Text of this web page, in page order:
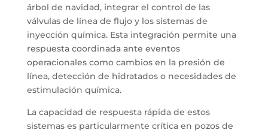
árbol de navidad, integrar el control de las
válvulas de línea de flujo y los sistemas de
inyección química. Esta integración permite una
respuesta coordinada ante eventos
operacionales como cambios en la presión de
línea, detección de hidratados o necesidades de
estimulación química.
La capacidad de respuesta rápida de estos
sistemas es particularmente crítica en pozos de